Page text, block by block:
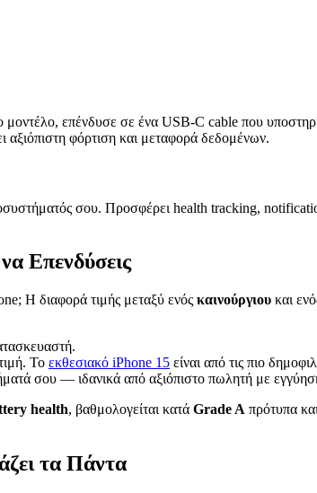
επένδυσε σε ένα USB-C cable που
φόρτιση και μεταφορά δεδομένων.
σου. Προσφέρει health tracking,
Επενδύσεις
Η διαφορά τιμής μεταξύ ενός καινούργιου και
Το εκθεσιακό iPhone 15 είναι από τις πιο
σου — ιδανικά από αξιόπιστο πωλητή με
health, βαθμολογείται κατά Grade A πρότυπα
τα Πάντα